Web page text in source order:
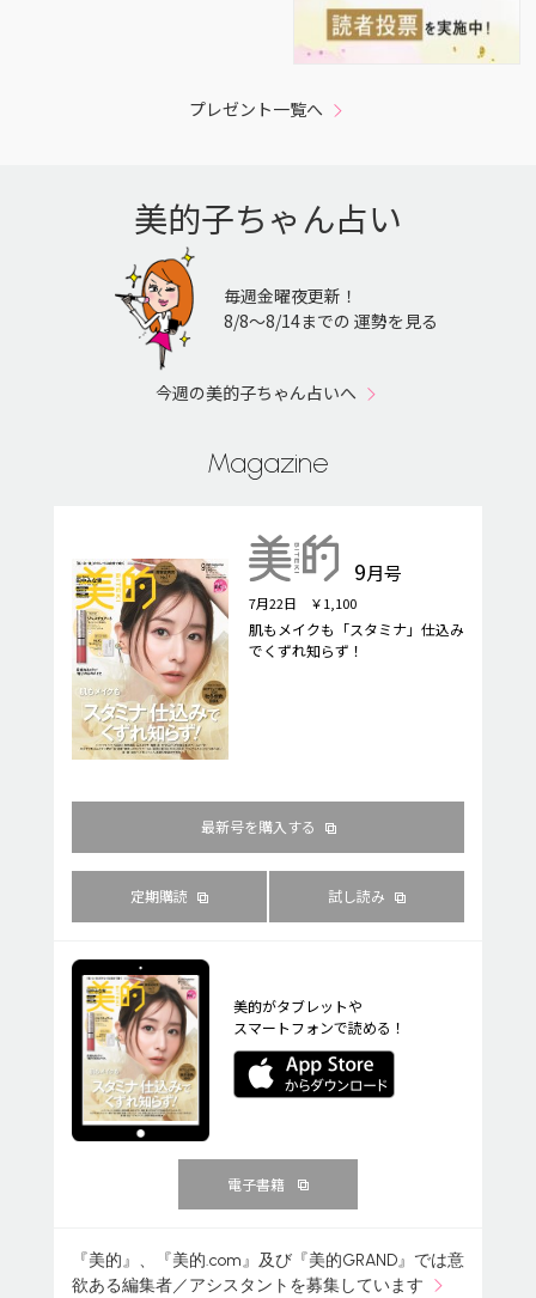
プレゼント一覧へ
美的子ちゃん占い
毎週金曜夜更新！
8/8〜8/14までの 運勢を見る
今週の美的子ちゃん占いへ
Magazine
9月号
7月22日 ￥1,100
肌もメイクも「スタミナ」仕込み
でくずれ知らず！
最新号を購入する
定期購読 試し読み
美的がタブレットや
スマートフォンで読める！
電子書籍
『美的』、『美的.com』及び『美的GRAND』では意
欲ある編集者／アシスタントを募集しています